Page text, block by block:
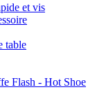
et vis
table
Flash - Hot Shoe